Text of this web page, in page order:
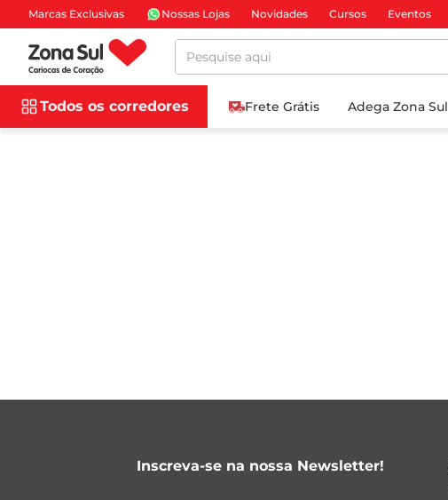
Marcas Exclusivas Nossas Lojas Novidades Cursos Eventos
Pesquise aqui
Todos os corredores Frete Grátis Adega Zona Sul
Inscreva-se na nossa Newsletter!